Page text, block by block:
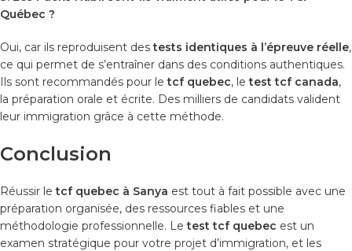
Québec ?
Oui, car ils reproduisent destests identiques à l’épreuve réelle,
ce qui permet de s’entraîner dans des conditions authentiques.
Ils sont recommandés pour letcf quebec, letest tcf canada,
la préparation orale et écrite. Des milliers de candidats valident
leur immigration grâce à cette méthode.
Conclusion
Réussir letcf quebec à Sanya est tout à fait possible avec une
préparation organisée, des ressources fiables et une
méthodologie professionnelle. Letest tcf quebec est un
examen stratégique pour votre projet d’immigration, et les